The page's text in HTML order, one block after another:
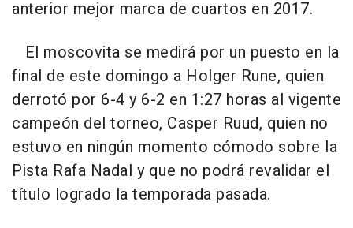
anterior mejor marca de cuartos en 2017.
El moscovita se medirá por un puesto en la
final de este domingo a Holger Rune, quien
derrotó por 6-4 y 6-2 en 1:27 horas al vigente
campeón del torneo, Casper Ruud, quien no
estuvo en ningún momento cómodo sobre la
Pista Rafa Nadal y que no podrá revalidar el
título logrado la temporada pasada.